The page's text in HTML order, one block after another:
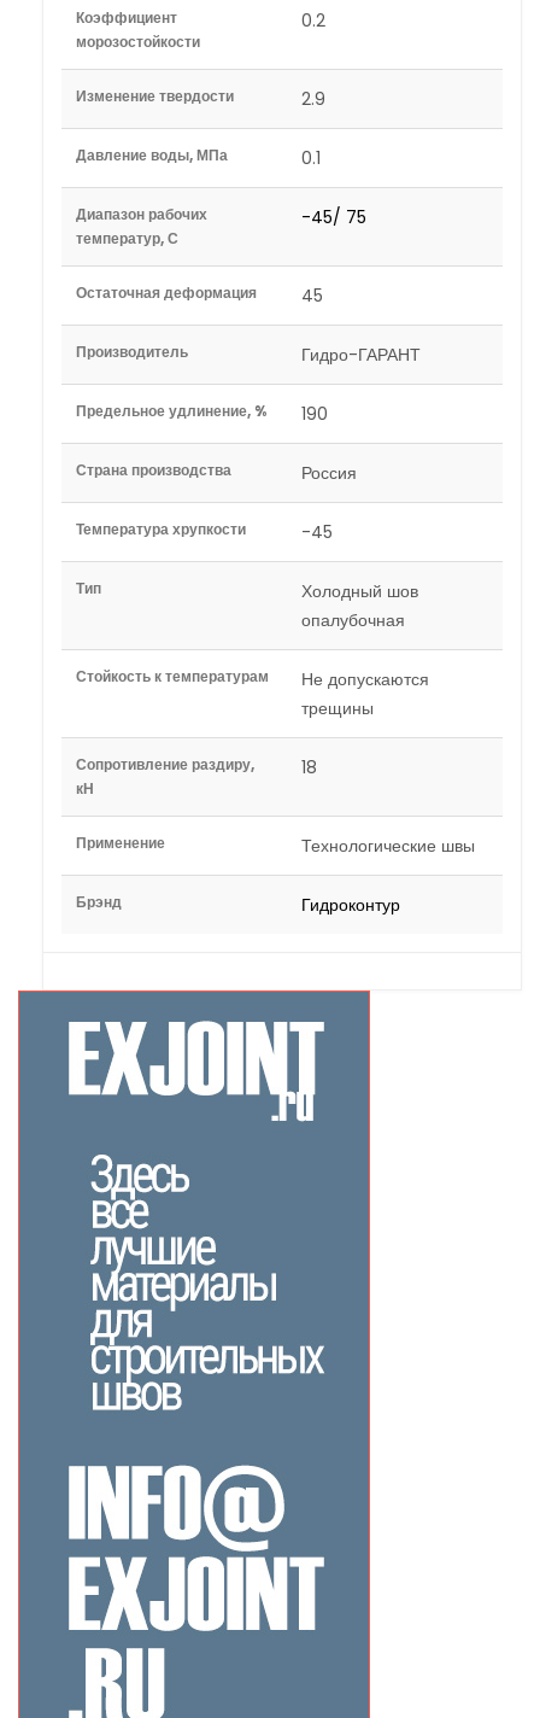
Коэффициент
морозостойкости
0.2
Изменение твердости 2.9
Давление воды, МПа 0.1
Диапазон рабочих
температур, С
-45/ 75
Остаточная деформация 45
Производитель Гидро-ГАРАНТ
Предельное удлинение, % 190
Страна производства Россия
Температура хрупкости -45
Тип
Холодный шов
опалубочная
Стойкость к температурам
Не допускаются
трещины
Сопротивление раздиру,
кН
18
Применение Технологические швы
Брэнд Гидроконтур